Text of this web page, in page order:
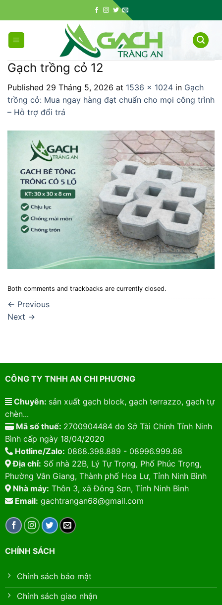
to
content
Gạch trồng cỏ 12
Published 29 Tháng 5, 2026 at 1536 × 1024 in Gạch
trồng cỏ: Mua ngay hàng đạt chuẩn cho mọi công trình
– Hỗ trợ đổi trả
Both comments and trackbacks are currently closed.
← Previous
Next →
CÔNG TY TNHH AN CHI PHƯƠNG
Chuyên: sản xuất gạch block, gạch terrazzo, gạch tự
chèn...
Mã số thuế: 2700904484 do Sở Tài Chính Tỉnh Ninh
Bình cấp ngày 18/04/2020
Hotline/Zalo: 0868.398.889 - 08996.999.88
Địa chỉ: Số nhà 22B, Lý Tự Trọng, Phố Phúc Trọng,
Phường Vân Giang, Thành phố Hoa Lư, Tỉnh Ninh Bình
Nhà máy: Thôn 3, xã Đông Sơn, Tỉnh Ninh Bình
Email: gachtrangan68@gmail.com
CHÍNH SÁCH
Chính sách bảo mật
Chính sách giao nhận